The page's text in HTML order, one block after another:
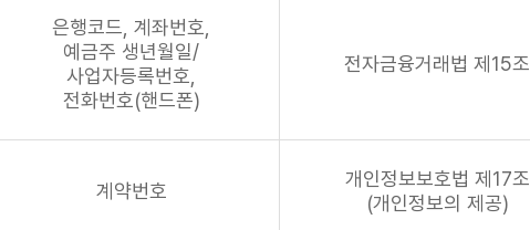
은행코드, 계좌번호,
예금주 생년월일/
사업자등록번호,
전화번호(핸드폰)
전자금융거래법 제15조
계약번호
개인정보보호법 제17조
(개인정보의 제공)